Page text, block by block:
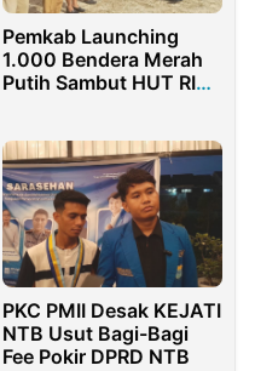
Pemkab Launching
1.000 Bendera Merah
Putih Sambut HUT RI
PKC PMII Desak KEJATI
NTB Usut Bagi-Bagi
Fee Pokir DPRD NTB